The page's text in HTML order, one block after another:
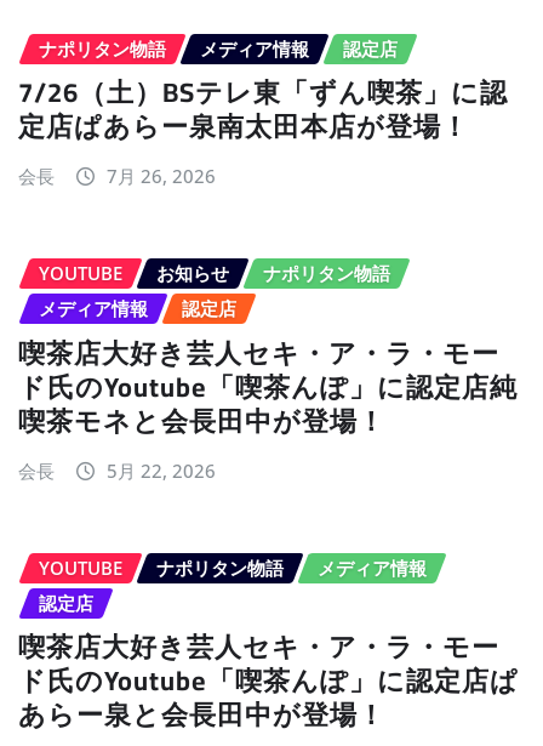
ナポリタン物語 メディア情報 認定店
7/26（土）BSテレ東「ずん喫茶」に認
定店ぱあらー泉南太田本店が登場！
会長 7月 26, 2026
YOUTUBE お知らせ
ナポリタン物語
メディア情報
認定店
喫茶店大好き芸人セキ・ア・ラ・モー
ド氏のYoutube「喫茶んぽ」に認定店純
喫茶モネと会長田中が登場！
会長 5月 22, 2026
YOUTUBE ナポリタン物語
メディア情報
認定店
喫茶店大好き芸人セキ・ア・ラ・モー
ド氏のYoutube「喫茶んぽ」に認定店ぱ
あらー泉と会長田中が登場！